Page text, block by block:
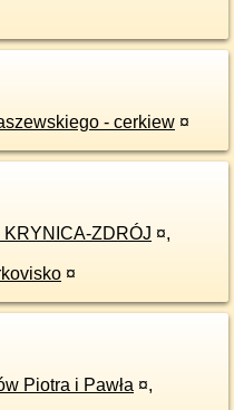
- cerkiew ¤
KRYNICA-ZDRÓJ ¤,
¤
Piotra i Pawła ¤,